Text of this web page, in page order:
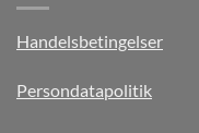
Handelsbetingelser
Persondatapolitik